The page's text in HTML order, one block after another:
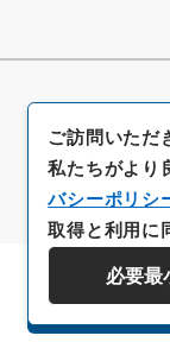
ご訪問いただ
私たちがより
バシーポリシ
取得と利用に
必要最